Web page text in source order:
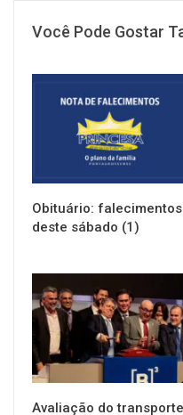
Você Pode Gostar
Obituário: falecimentos
deste sábado (1)
NOTÍCIAS
Avaliação do transporte